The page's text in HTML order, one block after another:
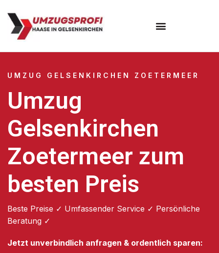
UMZUG GELSENKIRCHEN ZOETERMEER
Umzug
Gelsenkirchen
Zoetermeer zum
besten Preis
Beste Preise ✓ Umfassender Service ✓ Persönliche
Beratung ✓
Jetzt unverbindlich anfragen & ordentlich sparen: